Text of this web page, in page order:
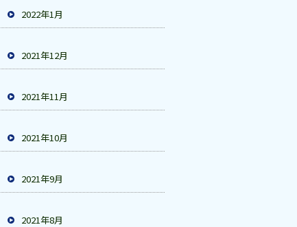
2022年1月
2021年12月
2021年11月
2021年10月
2021年9月
2021年8月